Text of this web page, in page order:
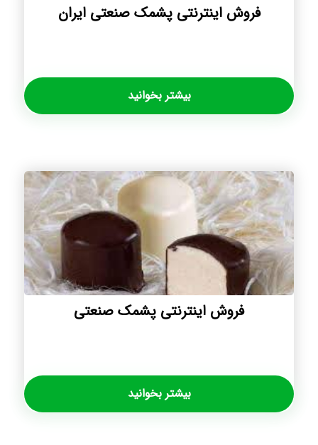
فروش اینترنتی پشمک صنعتی ایران
بیشتر بخوانید
فروش اینترنتی پشمک صنعتی
بیشتر بخوانید